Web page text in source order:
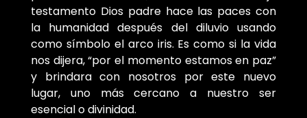
testamento Dios padre hace las paces con
la humanidad después del diluvio usando
como símbolo el arco iris. Es como si la vida
nos dijera, “por el momento estamos en paz”
y brindara con nosotros por este nuevo
lugar, uno más cercano a nuestro ser
esencial o divinidad.